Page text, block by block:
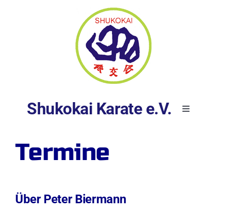
Shukokai Karate e.V.
Toggle
Kurse
Termine
Über Peter Biermann